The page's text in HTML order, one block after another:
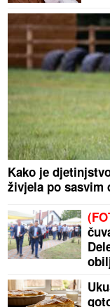
Kako je
živjela po